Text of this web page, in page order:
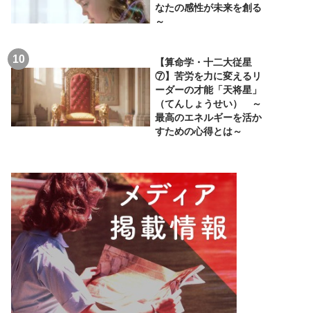
なたの感性が未来を創る
～
【算命学・十二大従星
⑦】苦労を力に変えるリ
ーダーの才能「天将星」
（てんしょうせい） ～
最高のエネルギーを活か
すための心得とは～